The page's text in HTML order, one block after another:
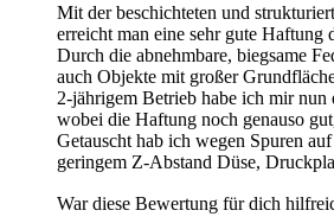
Mit der beschichteten und
erreicht man eine sehr gute Haftung
Durch die abnehmbare, biegsame
auch Objekte mit großer
2-jährigem Betrieb habe ich mir nun
wobei die Haftung noch genauso
Getauscht hab ich wegen Spuren
geringem Z-Abstand Düse,
War diese Bewertung für dich